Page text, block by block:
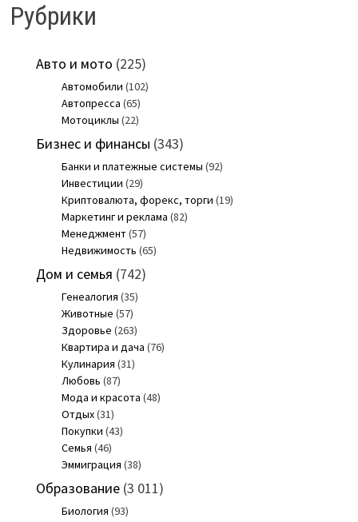
Рубрики
Авто и мото (225)
Автомобили (102)
Автопресса (65)
Мотоциклы (22)
Бизнес и финансы (343)
Банки и платежные системы (92)
Инвестиции (29)
Криптовалюта, форекс, торги (19)
Маркетинг и реклама (82)
Менеджмент(57)
Недвижимость (65)
Дом и семья (742)
Генеалогия (35)
Животные (57)
Здоровье (263)
Квартира и дача (76)
Кулинария (31)
Любовь (87)
Мода и красота (48)
Отдых(31)
Покупки (43)
Семья (46)
Эммиграция (38)
Образование(3 011)
Биология (93)